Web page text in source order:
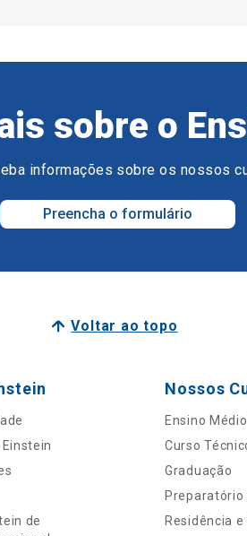
sobre o
informações sobre os nossos
Preencha o formulário
Voltar ao topo
de
Nossos
Ensino
Curso
Graduação
Preparatório
Residência